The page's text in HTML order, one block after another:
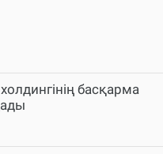
басқарма